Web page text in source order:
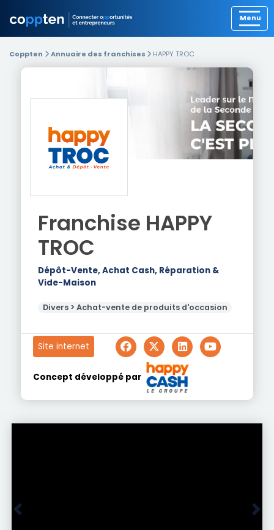
Précédent
Coppten Annuaire des franchises HAPPY TROC
Franchise HAPPY
TROC
Dépôt-Vente, Achat Cash, Réparation &
Vide-Maison
Divers > Achat-vente de produits d'occasion
Site internet
Concept développé par
Précédent